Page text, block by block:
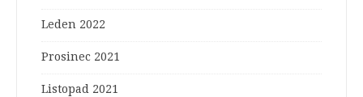
Leden 2022
Prosinec 2021
Listopad 2021